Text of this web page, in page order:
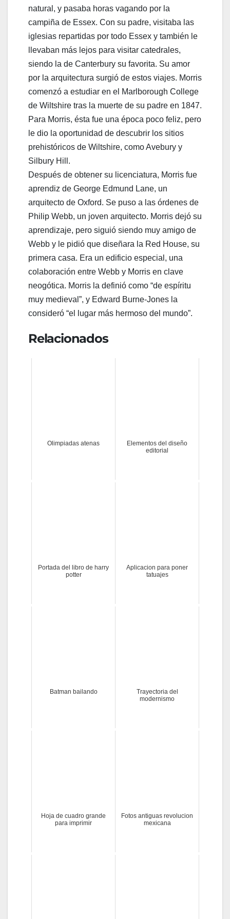
natural, y pasaba horas vagando por la
campiña de Essex. Con su padre, visitaba las
iglesias repartidas por todo Essex y también le
llevaban más lejos para visitar catedrales,
siendo la de Canterbury su favorita. Su amor
por la arquitectura surgió de estos viajes. Morris
comenzó a estudiar en el Marlborough College
de Wiltshire tras la muerte de su padre en 1847.
Para Morris, ésta fue una época poco feliz, pero
le dio la oportunidad de descubrir los sitios
prehistóricos de Wiltshire, como Avebury y
Silbury Hill.
Después de obtener su licenciatura, Morris fue
aprendiz de George Edmund Lane, un
arquitecto de Oxford. Se puso a las órdenes de
Philip Webb, un joven arquitecto. Morris dejó su
aprendizaje, pero siguió siendo muy amigo de
Webb y le pidió que diseñara la Red House, su
primera casa. Era un edificio especial, una
colaboración entre Webb y Morris en clave
neogótica. Morris la definió como “de espíritu
muy medieval”, y Edward Burne-Jones la
consideró “el lugar más hermoso del mundo”.
Relacionados
Olimpiadas atenas
Elementos del diseño
editorial
Portada del libro de harry
potter
Aplicacion para poner
tatuajes
Batman bailando
Trayectoria del
modernismo
Hoja de cuadro grande
para imprimir
Fotos antiguas revolucion
mexicana